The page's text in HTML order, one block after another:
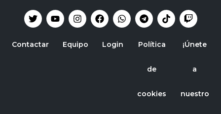
Contactar Equipo Login Política
de
cookies
¡Únete
a
nuestro